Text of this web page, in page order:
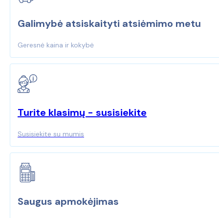
Galimybė atsiskaityti atsiėmimo metu
Geresnė kaina ir kokybė
Turite klasimų - susisiekite
Susisiekite su mumis
Saugus apmokėjimas